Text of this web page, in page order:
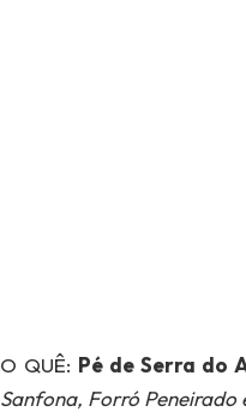
O QUÊ: Pé de Serra do
Sanfona, Forró Peneirado